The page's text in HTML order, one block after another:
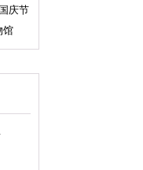
庆节
馆